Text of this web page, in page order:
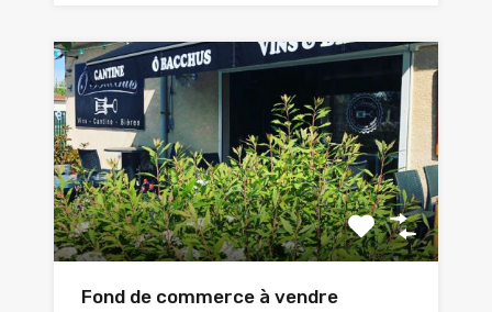
Fond de commerce à vendre